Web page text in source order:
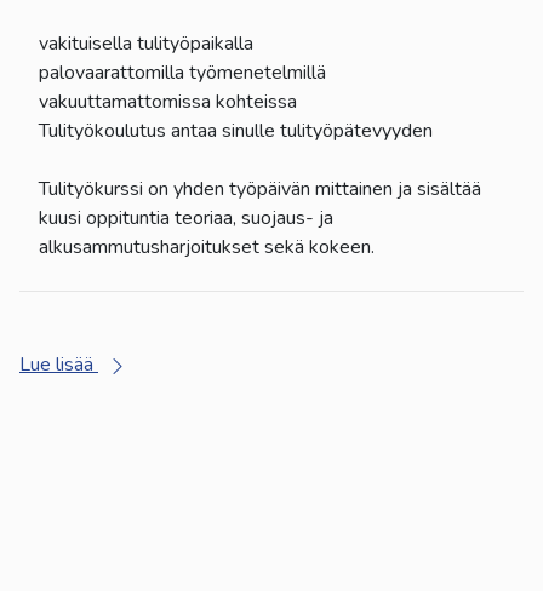
vakituisella tulityöpaikalla
palovaarattomilla työmenetelmillä
vakuuttamattomissa kohteissa
Tulityökoulutus antaa sinulle tulityöpätevyyden
Tulityökurssi on yhden työpäivän mittainen ja sisältää
kuusi oppituntia teoriaa, suojaus- ja
alkusammutusharjoitukset sekä kokeen.
Lue lisää